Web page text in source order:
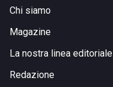
Chi siamo
Magazine
La nostra linea editoriale
Redazione